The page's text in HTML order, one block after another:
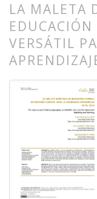
LA MALETA
VERSÁTIL